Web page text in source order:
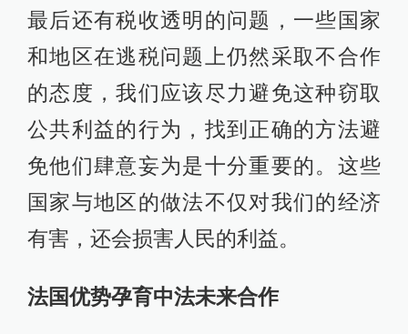
最后还有税收透明的问题，一些国家
和地区在逃税问题上仍然采取不合作
的态度，我们应该尽力避免这种窃取
公共利益的行为，找到正确的方法避
免他们肆意妄为是十分重要的。这些
国家与地区的做法不仅对我们的经济
有害，还会损害人民的利益。
法国优势孕育中法未来合作